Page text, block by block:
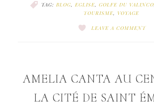
TAG: BLOG, EGLISE, GOLFE DU VALINCO
TOURISME, VOYAGE
LEAVE A COMMENT
AMELIA CANTA AU
LA CITÉ DE SAINT